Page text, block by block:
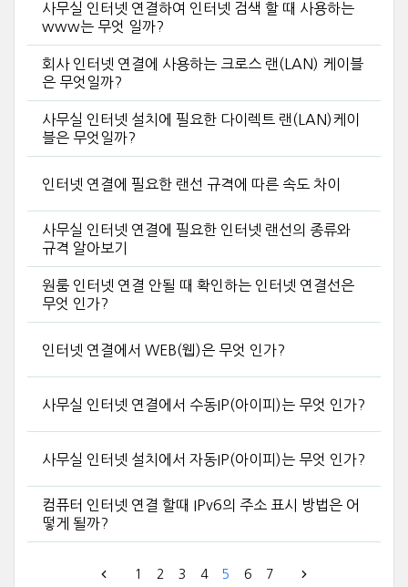
사무실 인터넷 연결하여 인터넷 검색 할 때 사용하는
www는 무엇 일까?
회사 인터넷 연결에 사용하는 크로스 랜(LAN) 케이블
은 무엇일까?
사무실 인터넷 설치에 필요한 다이렉트 랜(LAN)케이
블은 무엇일까?
인터넷 연결에 필요한 랜선 규격에 따른 속도 차이
사무실 인터넷 연결에 필요한 인터넷 랜선의 종류와
규격 알아보기
원룸 인터넷 연결 안될 때 확인하는 인터넷 연결선은
무엇 인가?
인터넷 연결에서 WEB(웹)은 무엇 인가?
사무실 인터넷 연결에서 수동IP(아이피)는 무엇 인가?
사무실 인터넷 설치에서 자동IP(아이피)는 무엇 인가?
컴퓨터 인터넷 연결 할때 IPv6의 주소 표시 방법은 어
떻게 될까?
1 2 3 4 5 6 7